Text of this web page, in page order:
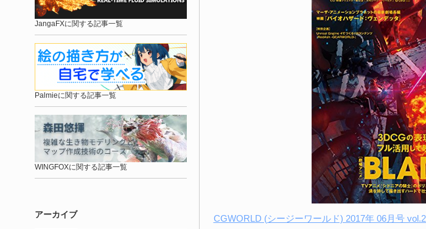
CGWORLD (シージーワールド) 2017年 06月号
JangaFXに関する記事一覧
Palmieに関する記事一覧
WINGFOXに関する記事一覧
アーカイブ